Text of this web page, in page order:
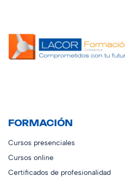
FORMACIÓN
Cursos presenciales
Cursos online
Certificados de profesionalidad